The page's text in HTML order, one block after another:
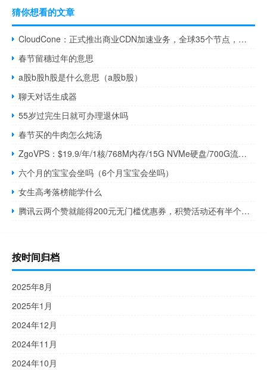
猜你想看的文章
CloudCone：正式推出商业CDN加速业务，全球35个节点，低至$11.99/年
春节留穗过年的意思
a股b股h股是什么意思（a股b股）
聊天对话生成器
55岁过完生日就可办理退休吗
春节买的牛肉怎么炖汤
ZgoVPS：$19.9/年/1核/768M内存/15G NVMe硬盘/700G流量/500Mbps端口/洛杉矶/AS4837
六个月的宝宝会坐吗（6个月宝宝会坐吗）
女生高考落榜能学什么
腾讯云两个赞就能得200元无门槛优惠券，积赞活动还有半个月结束
按时间归档
2025年8月
2025年1月
2024年12月
2024年11月
2024年10月